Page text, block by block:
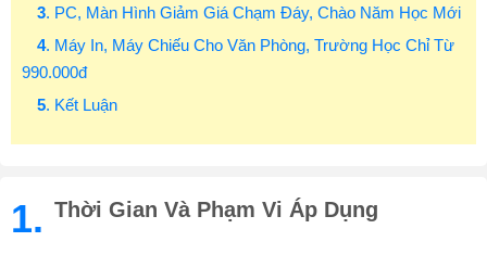
3. PC, Màn Hình Giảm Giá Chạm Đáy, Chào Năm Học Mới
4. Máy In, Máy Chiếu Cho Văn Phòng, Trường Học Chỉ Từ
990.000đ
5. Kết Luận
1. Thời Gian Và Phạm Vi Áp Dụng